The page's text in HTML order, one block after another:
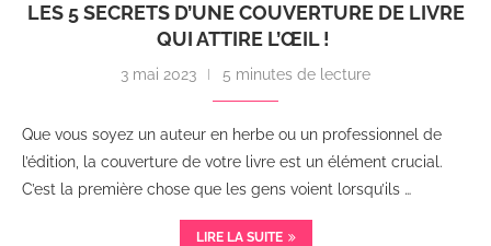
LES 5 SECRETS D’UNE COUVERTURE DE LIVRE
QUI ATTIRE L’ŒIL !
3 mai 2023 5 minutes de lecture
Que vous soyez un auteur en herbe ou un professionnel de
l’édition, la couverture de votre livre est un élément crucial.
C’est la première chose que les gens voient lorsqu’ils …
LIRE LA SUITE